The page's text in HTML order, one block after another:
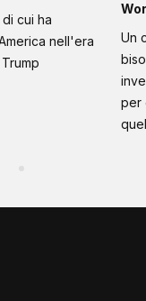
di cui ha
nell'era
Un
per